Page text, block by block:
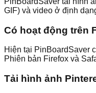
GIF) và video ở định
Có hoạt động trên
Hiện tại PinBoardSaver
Phiên bản Firefox và
Tải hình ảnh